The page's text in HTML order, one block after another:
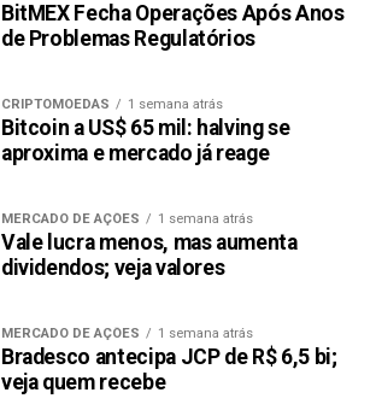
BitMEX Fecha Operações Após Anos
de Problemas Regulatórios
CRIPTOMOEDAS 1 semana atrás
Bitcoin a US$ 65 mil: halving se
aproxima e mercado já reage
MERCADO DE AÇÕES 1 semana atrás
Vale lucra menos, mas aumenta
dividendos; veja valores
MERCADO DE AÇÕES 1 semana atrás
Bradesco antecipa JCP de R$ 6,5 bi;
veja quem recebe